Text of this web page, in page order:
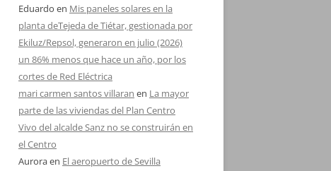
Eduardo en Mis paneles solares en la
planta deTejeda de Tiétar, gestionada por
Ekiluz/Repsol, generaron en julio (2026)
un 86% menos que hace un año, por los
cortes de Red Eléctrica
mari carmen santos villaran en La mayor
parte de las viviendas del Plan Centro
Vivo del alcalde Sanz no se construirán en
el Centro
Auroraen El aeropuerto de Sevilla